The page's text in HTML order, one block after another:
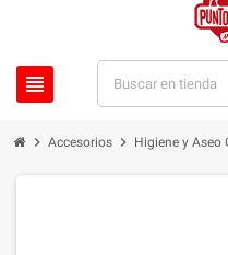
view_headline
chevron_right Accesorios chevron_right Higiene y Aseo